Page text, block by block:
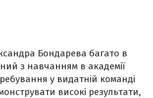
Бондарева багато в
з навчанням в академії
у видатній команді
високі результати,